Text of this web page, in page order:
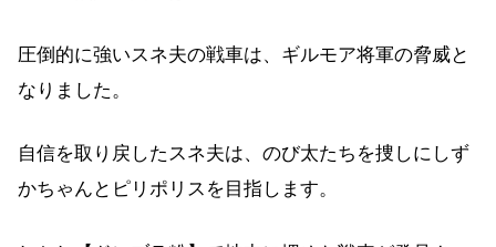
圧倒的に強いスネ夫の戦車は、ギルモア将軍の脅威と
なりました。
自信を取り戻したスネ夫は、のび太たちを捜しにしず
かちゃんとピリポリスを目指します。